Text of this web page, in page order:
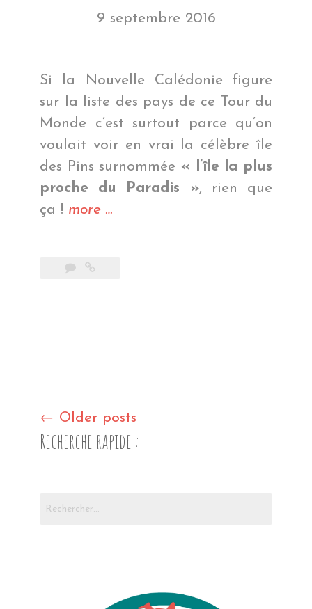
9 septembre 2016
Si la Nouvelle Calédonie figure
sur la liste des pays de ce Tour du
Monde c’est surtout parce qu’on
voulait voir en vrai la célèbre île
des Pins surnommée « l’île la plus
proche du Paradis », rien que
ça ! more « Du
…
Posts
navigation
← Older posts
Recherche rapide :